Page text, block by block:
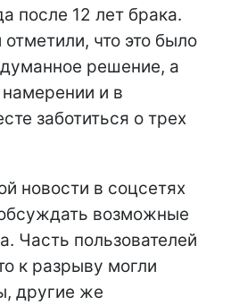
после 12 лет брака.
что это было
решение, а
и в
заботиться о трех
новости в соцсетях
возможные
Часть пользователей
к разрыву могли
другие же